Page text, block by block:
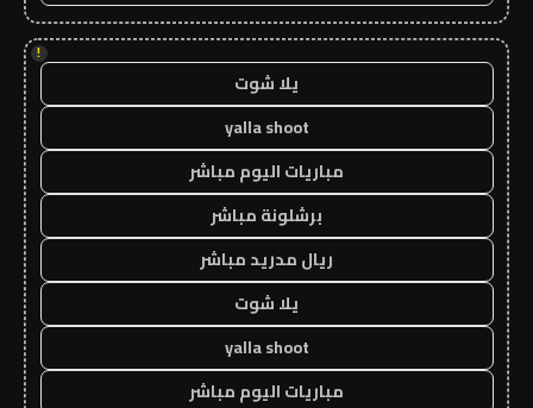
!
يلا شوت
yalla shoot
مباريات اليوم مباشر
برشلونة مباشر
ريال مدريد مباشر
يلا شوت
yalla shoot
مباريات اليوم مباشر